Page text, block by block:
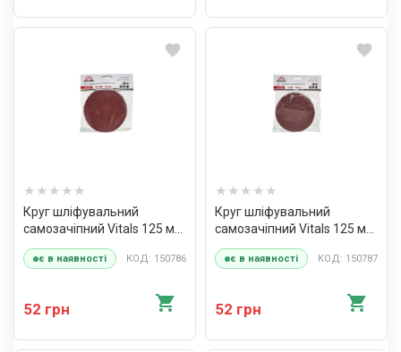
Круг шліфувальний
самозачіпний Vitals 125 мм
з. 360, 10 шт
є в наявності КОД: 150786
52 грн
Круг шліфувальний
самозачіпний Vitals 125 мм
з. 40, 10 шт
є в наявності КОД: 150787
52 грн